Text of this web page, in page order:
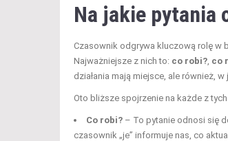
Na jakie pytania
Czasownik odgrywa kluczową rolę w
Najważniejsze z nich to: co robi? co
działania mają miejsce, ale również,
Oto bliższe spojrzenie na każde z
Co robi? – To pytanie odnosi się
czasownik „je” informuje nas, co